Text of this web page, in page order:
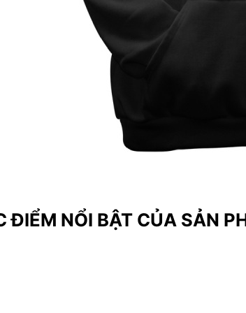
ĐIỂM NỔI BẬT CỦA SẢN